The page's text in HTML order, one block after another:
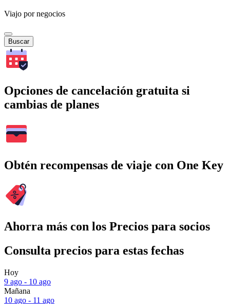
Viajo por negocios
Buscar
Opciones de cancelación gratuita si
cambias de planes
Obtén recompensas de viaje con One Key
Ahorra más con los Precios para socios
Consulta precios para estas fechas
Hoy
9 ago - 10 ago
Mañana
10 ago - 11 ago